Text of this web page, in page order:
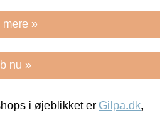
»
nu »
i øjeblikket er Gilpa.dk,